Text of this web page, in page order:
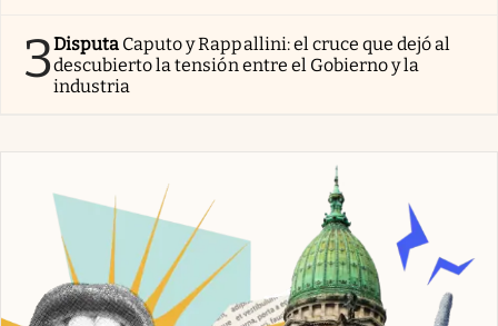
3Disputa Caputo y Rappallini: el cruce que dejó al
descubierto la tensión entre el Gobierno y la
industria